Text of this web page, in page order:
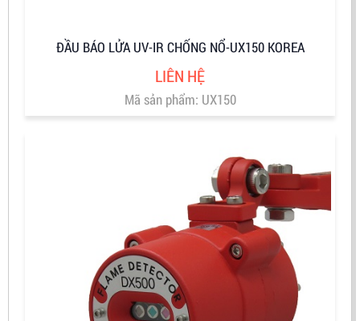
ĐẦU BÁO LỬA UV-IR CHỐNG NỔ-UX150 KOREA
LIÊN HỆ
Mã sản phẩm: UX150